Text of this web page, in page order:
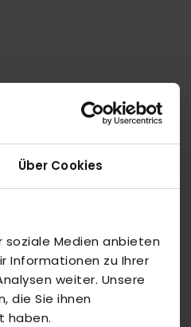
Über Cookies
soziale Medien anbieten
Informationen zu Ihrer
weiter. Unsere
die Sie ihnen
haben.